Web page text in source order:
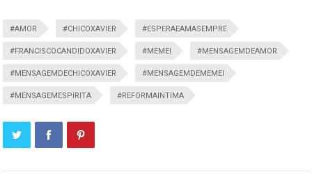
#AMOR #CHICOXAVIER #ESPERAEAMASEMPRE
#FRANCISCOCANDIDOXAVIER #MEMEI #MENSAGEMDEAMOR
#MENSAGEMDECHICOXAVIER #MENSAGEMDEMEMEI
#MENSAGEMESPIRITA #REFORMAINTIMA